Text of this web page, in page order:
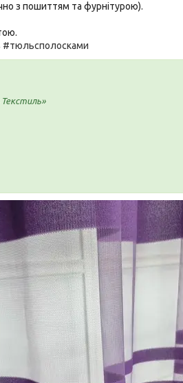
з пошиттям та фурнітурою).